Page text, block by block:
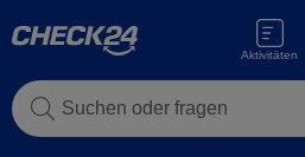
Suchen oder fragen
Aktivitäten